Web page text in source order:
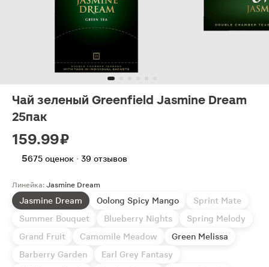
Чай зеленый Greenfield Jasmine Dream
25пак
159.99 ₽
5675 оценок · 39 отзывов
Линейка: Jasmine Dream
Jasmine Dream Oolong Spicy Mango
Sprint Mate
Summer Bouquet
Blueberry Nights
Spring Melody
Grand Fruit
Camomile Meadow
Green Melissa
Barberry Garden
Earl Grey Fantasy